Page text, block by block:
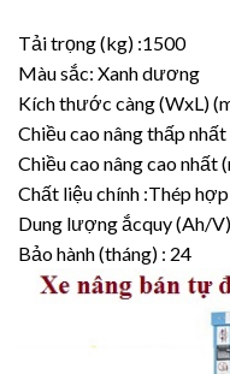
Tải trọng (kg) :1500
Màu sắc: Xanh dương
Kích thước càng (WxL)
Chiều cao nâng thấp
Chiều cao nâng cao nhất
Chất liệu chính :Thép
Dung lượng ắcquy (Ah/
Bảo hành (tháng) : 24